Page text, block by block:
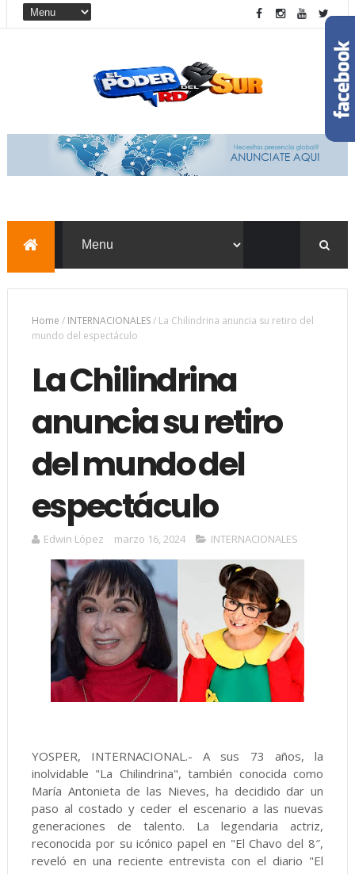
Home / INTERNACIONALES/ La Chilindrina anuncia su retiro del
mundo del espectáculo
La Chilindrina
anuncia su retiro
del mundo del
espectáculo
Edwin López marzo 16, 2024 INTERNACIONALES
YOSPER, INTERNACIONAL.- A sus 73 años, la
inolvidable "La Chilindrina", también conocida como
María Antonieta de las Nieves, ha decidido dar un
paso al costado y ceder el escenario a las nuevas
generaciones de talento. La legendaria actriz,
reconocida por su icónico papel en "El Chavo del 8″,
reveló en una reciente entrevista con el diario "El